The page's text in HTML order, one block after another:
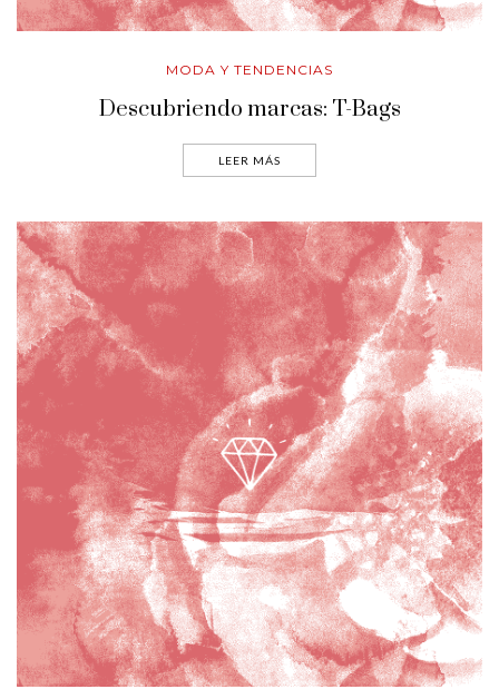
MODA Y TENDENCIAS
Descubriendo marcas: T-Bags
LEER MÁS